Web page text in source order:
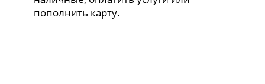
пополнить карту.